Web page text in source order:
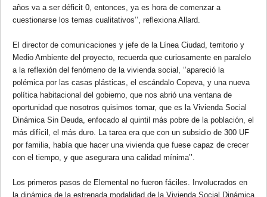
años va a ser déficit 0, entonces, ya es hora de comenzar a
cuestionarse los temas cualitativos’’, reflexiona Allard.
El director de comunicaciones y jefe de la Línea Ciudad, territorio y
Medio Ambiente del proyecto, recuerda que curiosamente en paralelo
a la reflexión del fenómeno de la vivienda social, ‘’apareció la
polémica por las casas plásticas, el escándalo Copeva, y una nueva
política habitacional del gobierno, que nos abrió una ventana de
oportunidad que nosotros quisimos tomar, que es la Vivienda Social
Dinámica Sin Deuda, enfocado al quintil más pobre de la población, el
más difícil, el más duro. La tarea era que con un subsidio de 300 UF
por familia, había que hacer una vivienda que fuese capaz de crecer
con el tiempo, y que asegurara una calidad mínima’’.
Los primeros pasos de Elemental no fueron fáciles. Involucrados en
la dinámica de la estrenada modalidad de la Vivienda Social Dinámica